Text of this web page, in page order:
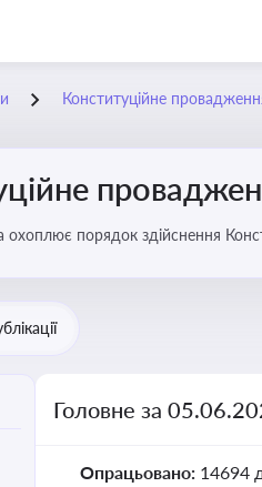
Конституційне
охоплює порядок здійснення
Головне за
Опрацьовано: 14694